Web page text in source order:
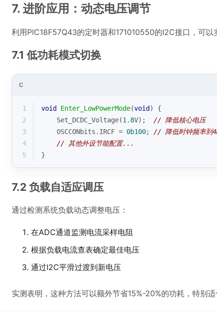
7. 进阶应用：动态电压调节
利用PIC18F57Q43的定时器和171010550的I2C接口，可以
7.1 低功耗模式切换
C
1 void Enter_LowPowerMode(void )
{
2
    Set_DCDC_Voltage(
1.8V); // 降低核心电压
3
    OSCCONbits.IRCF =
0b100; // 降低时钟频率到
4
// 其他外设节能配置...
5
}
7.2 负载自适应调压
通过检测系统负载动态调整电压：
在ADC通道监测电流采样电阻
根据负载电流查表确定最佳电压
通过I2C平滑过渡到新电压
实测表明，这种方法可以额外节省15%-20%的功耗，特别